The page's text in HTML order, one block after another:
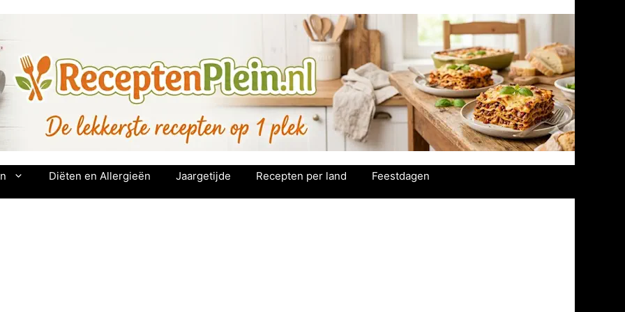
Diëten en Allergieën Jaargetijde Recepten per land Feestdagen